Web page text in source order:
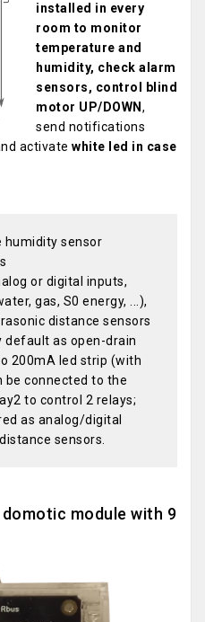
installed in every
room to monitor
temperature and
humidity, check alarm
sensors, control blind
motor UP/DOWN ,
send notifications
activate white led in case
humidity sensor
or digital inputs,
gas, S0 energy, ...),
distance sensors
default as open-drain
200mA led strip (with
connected to the
to control 2 relays;
as analog/digital
sensors.
module with 9